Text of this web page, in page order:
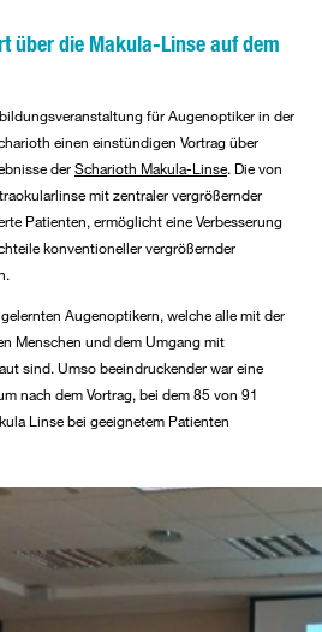
über die Makula-Linse auf dem
für Augenoptiker in der
einen einstündigen Vortrag über
derScharioth Makula-Linse. Die von
mit zentraler vergrößernder
Patienten, ermöglicht eine Verbesserung
konventioneller vergrößernder
Augenoptikern, welche alle mit der
Menschen und dem Umgang mit
sind. Umso beeindruckender war eine
nach dem Vortrag, bei dem 85 von 91
Linse bei geeignetem Patienten